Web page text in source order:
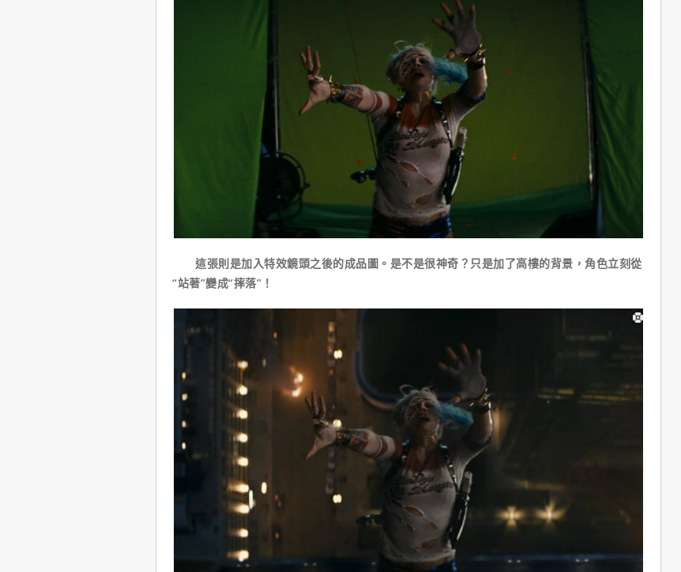
這張則是加入特效鏡頭之後的成品圖。是不是很神奇？只是加了高樓的背景，角色立刻從
“站著”變成“摔落”！